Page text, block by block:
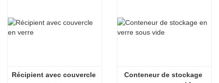
Récipient avec couvercle
Conteneur de stockage